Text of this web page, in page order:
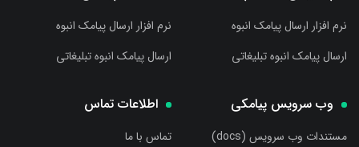
نرم افزار ارسال پیامک انبوه
ارسال پیامک انبوه تبلیغاتی
نرم افزار ارسال پیامک انبوه
ارسال پیامک انبوه تبلیغاتی
وب سرویس پیامکی
مستندات وب سرویس (docs)
اطلاعات تماس
تماس با ما